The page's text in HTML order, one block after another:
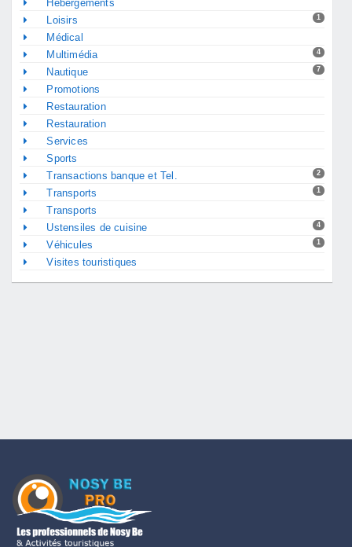
Hébergements
1
Loisirs
Médical
4
Multimédia
7
Nautique
Promotions
Restauration
Restauration
Services
Sports
2
Transactions banque et Tel.
1
Transports
Transports
4
Ustensiles de cuisine
1
Véhicules
Visites touristiques